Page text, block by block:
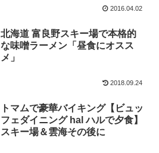
2016.04.02
北海道 富良野スキー場で本格的
な味噌ラーメン「昼食にオスス
メ」
2018.09.24
トマムで豪華バイキング【ビュッ
フェダイニング hal ハルで夕食】
スキー場＆雲海その後に